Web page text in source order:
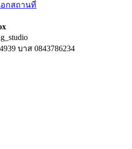
อกสถานที่
บาส 0843786234